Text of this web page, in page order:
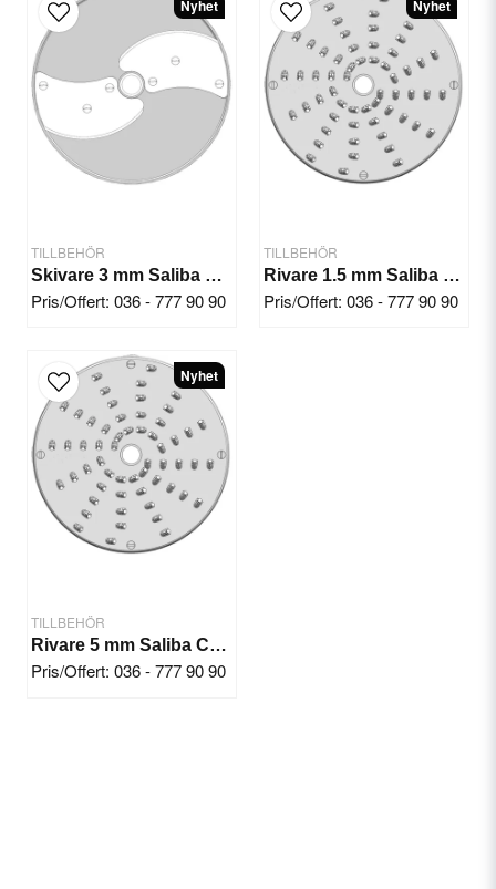
TILLBEHÖR
Skivare 3 mm Saliba Chef KL50E
Pris/Offert: 036 - 777 90 90
Nyhet
TILLBEHÖR
Rivare 1.5 mm Saliba Chef KL50E
Pris/Offert: 036 - 777 90 90
Nyhet
TILLBEHÖR
Rivare 5 mm Saliba Chef KL50E
Pris/Offert: 036 - 777 90 90
Nyhet
email
E-postadress
Ja, ni får publicera min fråga